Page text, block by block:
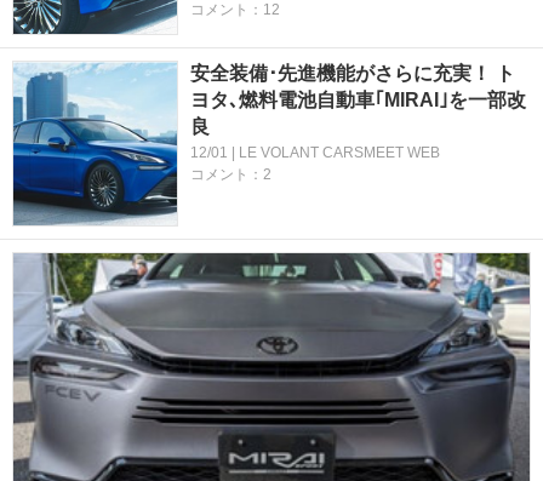
コメント：12
安全装備･先進機能がさらに充実！ ト
ヨタ､燃料電池自動車｢MIRAI｣を一部改
良
12/01 | LE VOLANT CARSMEET WEB
コメント：2